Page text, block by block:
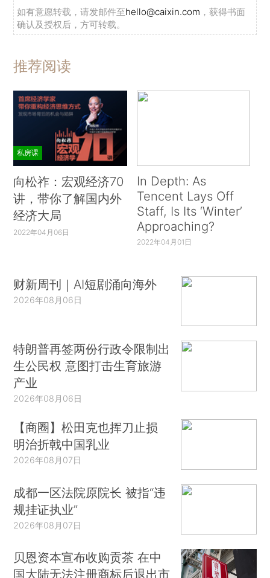
如有意愿转载，请发邮件至hello@caixin.com ，获得书面
确认及授权后，方可转载。
推荐阅读
私房课
向松祚：宏观经济70
讲，带你了解国内外
经济大局
2022年04月06日
In Depth: As
Tencent Lays Off
Staff, Is Its ‘Winter’
Approaching?
2022年04月01日
财新周刊｜AI短剧涌向海外
2026年08月06日
特朗普再签两份行政令限制出
生公民权 意图打击生育旅游
产业
2026年08月06日
【商圈】松田克也挥刀止损
明治折戟中国乳业
2026年08月07日
成都一区法院原院长 被指“违
规挂证执业”
2026年08月07日
贝恩资本宣布收购贡茶 在中
国大陆无法注册商标后退出市